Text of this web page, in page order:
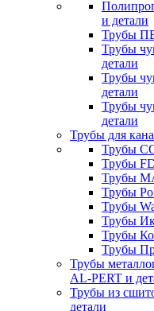
и детали
Трубы
Трубы
детали
Трубы
детали
Трубы
детали
Трубы для
Трубы
Трубы
Трубы
Трубы
Трубы
Трубы
Трубы
Трубы
Трубы
AL-PERT и
Трубы из
детали